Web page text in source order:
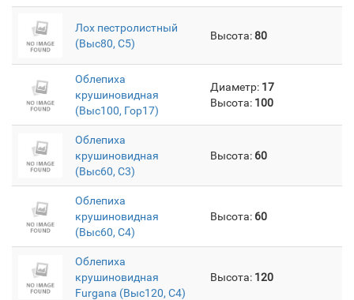
Лох пестролистный
(Выс80, C5)
Высота:80
Облепиха
крушиновидная
(Выс100, Гор17)
Диаметр: 17
Высота: 100
Облепиха
крушиновидная
(Выс60, C3)
Высота: 60
Облепиха
крушиновидная
(Выс60, C4)
Высота: 60
Облепиха
крушиновидная
Furgana (Выс120, C4)
Высота: 120